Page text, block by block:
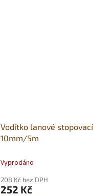
Vodítko lanové stopovací
10mm/5m
Vyprodáno
208 Kč bez DPH
252 Kč